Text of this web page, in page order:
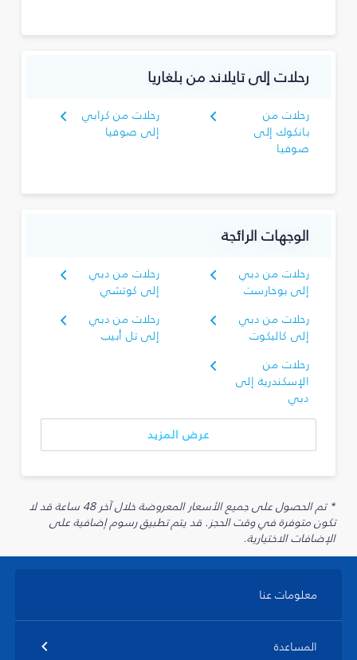
رحلات إلى تايلاند من بلغاريا
رحلات من
بانكوك إلى
صوفيا
رحلات من كرابي
إلى صوفيا
الوجهات الرائجة
رحلات من دبي
إلى بوخارست
رحلات من دبي
إلى كوتشي
رحلات من دبي
إلى كاليكوت
رحلات من دبي
إلى تل أبيب
رحلات من
الإسكندرية إلى
دبي
عرض المزيد
* تم الحصول على جميع الأسعار المعروضة خلال آخر 48 ساعة قد لا
تكون متوفرة في وقت الحجز. قد يتم تطبيق رسوم إضافية على
الإضافات الاختيارية.
معلومات عنا
المساعدة